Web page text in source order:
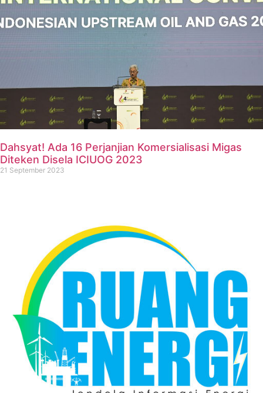
Dahsyat! Ada 16 Perjanjian Komersialisasi Migas
Diteken Disela ICIUOG 2023
21 September 2023